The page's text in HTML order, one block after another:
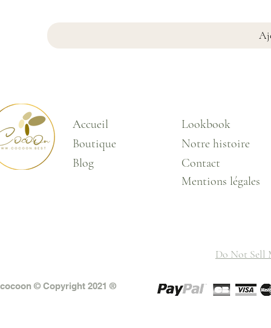
Accueil
Boutique
Blog
Lookbook
Notre histoire
Contact
Mentions légales
Do Not Sell
cocoon © Copyright 2021 ®